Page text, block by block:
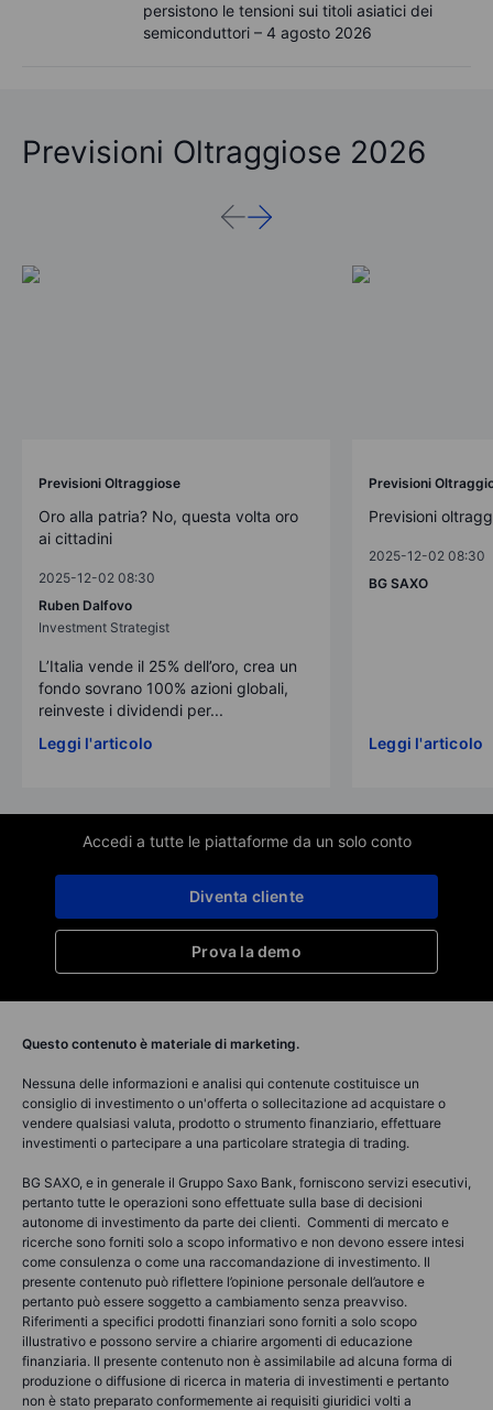
persistono le tensioni sui titoli asiatici dei
semiconduttori – 4 agosto 2026
Previsioni Oltraggiose 2026
Previsioni Oltraggiose
Oro alla patria? No, questa volta oro
ai cittadini
2025-12-02 08:30
Ruben Dalfovo
Investment Strategist
L’Italia vende il 25% dell’oro, crea un
fondo sovrano 100% azioni globali,
reinveste i dividendi per...
Leggi l'articolo
Previsioni
Previsioni
2025-12-02 08:30
BG SAXO
Leggi l'articolo
Accedi a tutte le piattaforme da un solo conto
Prova la demo
Diventa cliente
Questo contenuto è materiale di marketing.
Nessuna delle informazioni e analisi qui contenute costituisce un
consiglio di investimento o un'offerta o sollecitazione ad acquistare o
vendere qualsiasi valuta, prodotto o strumento finanziario, effettuare
investimenti o partecipare a una particolare strategia di trading.
BG SAXO, e in generale il Gruppo Saxo Bank, forniscono servizi esecutivi,
pertanto tutte le operazioni sono effettuate sulla base di decisioni
autonome di investimento da parte dei clienti. Commenti di mercato e
ricerche sono forniti solo a scopo informativo e non devono essere intesi
come consulenza o come una raccomandazione di investimento. Il
presente contenuto può riflettere l’opinione personale dell’autore e
pertanto può essere soggetto a cambiamento senza preavviso.
Riferimenti a specifici prodotti finanziari sono forniti a solo scopo
illustrativo e possono servire a chiarire argomenti di educazione
finanziaria. Il presente contenuto non è assimilabile ad alcuna forma di
produzione o diffusione di ricerca in materia di investimenti e pertanto
non è stato preparato conformemente ai requisiti giuridici volti a